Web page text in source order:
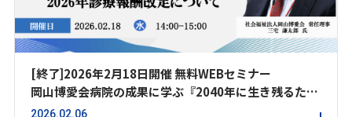
[終了]2026年2月18日開催 無料WEBセミナー
岡山博愛会病院の成果に学ぶ『2040年に生き残るため
の人材採用・育成と病院経営改革』
2026.02.06